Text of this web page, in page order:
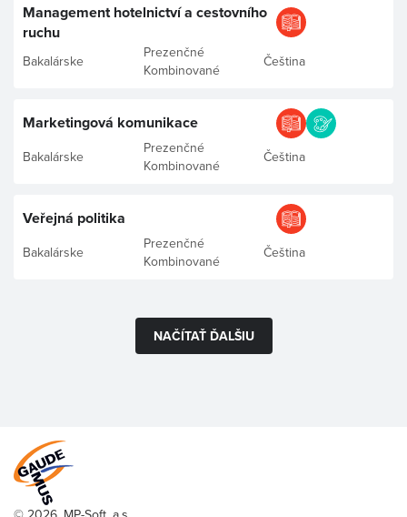
Management hotelnictví a cestovního
ruchu
Bakalárske
Prezenčné
Kombinované
Čeština
Marketingová komunikace
Bakalárske
Prezenčné
Kombinované
Čeština
Veřejná politika
Bakalárske
Prezenčné
Kombinované
Čeština
NAČÍTAŤ ĎALŠIU